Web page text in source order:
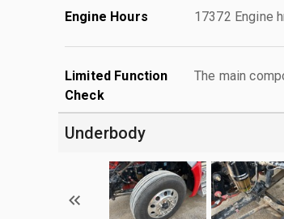
Engine Hours 17372 Engine
Limited Function
Check
The main
Underbody